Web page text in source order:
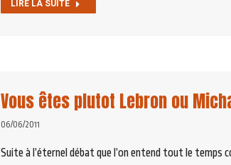
LIRE LA SUITE
Vous êtes plutot Lebron ou
06/06/2011
Suite à l’éternel débat que l’on entend tout le temps